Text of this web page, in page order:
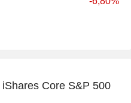
iShares Core S&P 500